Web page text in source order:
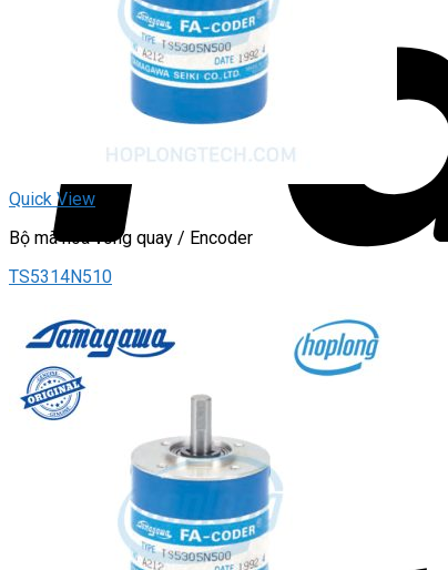
Quick View
Bộ mã hóa vòng quay / Encoder
TS5314N510